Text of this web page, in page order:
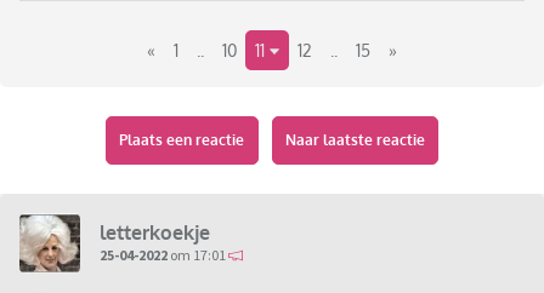
hij (verplicht) met zijn kopje boven de grond komt.
vernieuwend. Zoals de terugkeer van de (vorig jaar in de
eerste 10 minuten van de eerste aflevering van het 9de
seizoen) afgevallen Jens. En ook de - eerste maal in history -
invalshoek die mij wel kon bekoren.
« 1 10 11 12 15 »
Plaats een reactie Naar laatste reactie
letterkoekje
25-04-2022 om 17:01